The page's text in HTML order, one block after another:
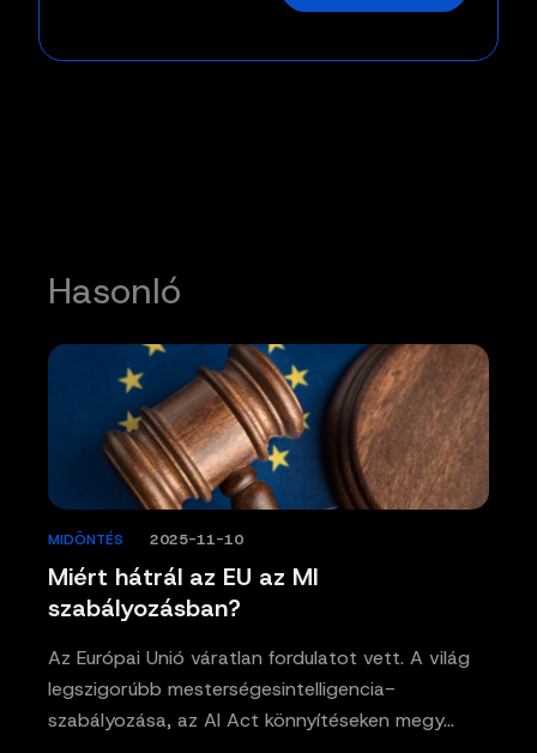
Hasonló
Miért hátrál az EU az MI
szabályozásban?
MIDÖNTÉS 2025-11-10
Az Európai Unió váratlan fordulatot vett. A világ
legszigorúbb mesterségesintelligencia-
szabályozása, az AI Act könnyítéseken megy…